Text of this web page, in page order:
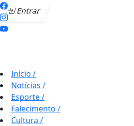
Entrar
Início /
Notícias /
Esporte/
Falecimento /
Cultura /